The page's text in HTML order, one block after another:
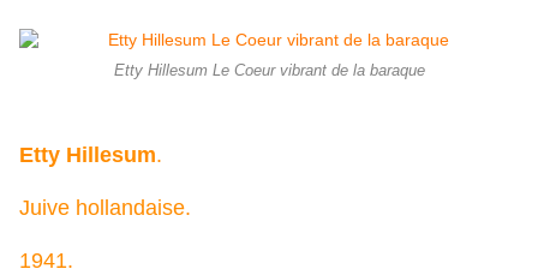
Etty Hillesum Le Coeur vibrant de la baraque
Etty Hillesum.
Juive hollandaise.
1941.